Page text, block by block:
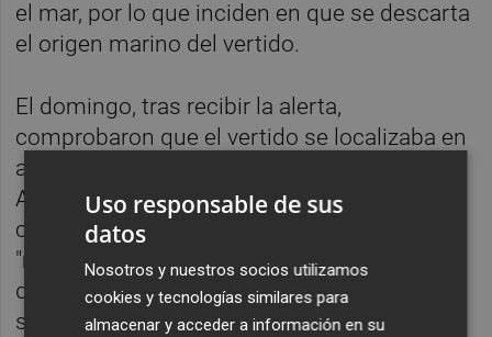
el mar, por lo que inciden en que se descarta
el origen marino del vertido.
El domingo, tras recibir la alerta,
comprobaron que el vertido se localizaba en
aguas portuarias, por lo que se informó a la
Autoridad Portuaria de Valencia, que
confirmó la presencia, si bien con una
"mayor concentración" en la zona de la
desembocadura del Serpis, lo que podría
sugerir un origen "tierra adentro", apuntaron.
Uso responsable de sus
datos
Nosotros y nuestros socios utilizamos
cookies y tecnologías similares para
almacenar y acceder a información en su